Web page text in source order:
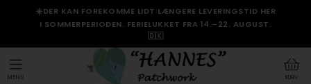
☀️DER KAN FOREKOMME LIDT LÆNGERE LEVERINGSTID HER
I SOMMERPERIODEN. FERIELUKKET FRA 14.–22. AUGUST.
🇩🇰
KURV
MENU